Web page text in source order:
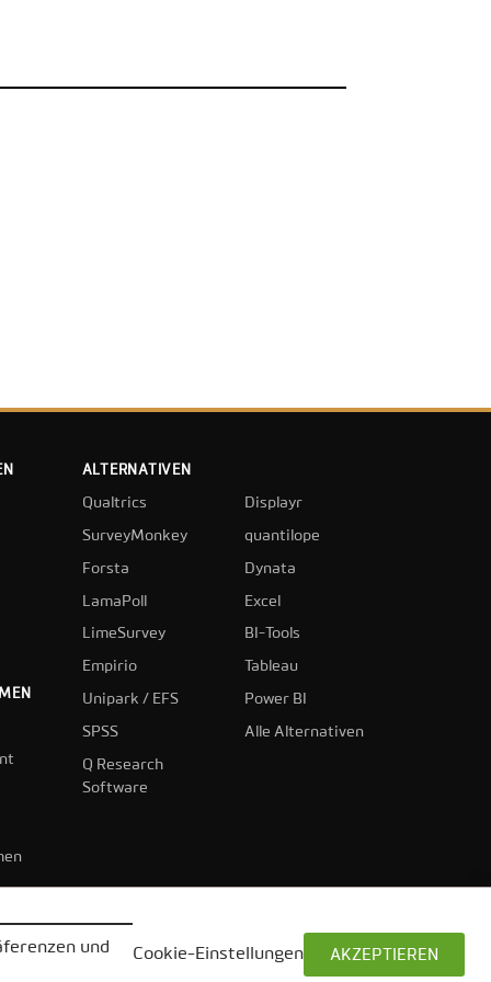
ALTERNATIVEN
Qualtrics
SurveyMonkey
Forsta
LamaPoll
LimeSurvey
Empirio
Unipark / EFS
SPSS
Q Research
Software
Displayr
quantilope
Dynata
Excel
BI-Tools
Tableau
Power BI
Alle Alternativen
und
Cookie-Einstellungen AKZEPTIEREN